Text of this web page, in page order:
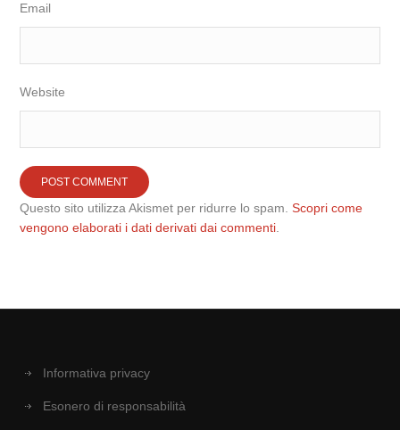
Email
Website
Questo sito utilizza Akismet per ridurre lo spam.Scopri come
vengono elaborati i dati derivati dai commenti
Informativa privacy
Esonero di responsabilità